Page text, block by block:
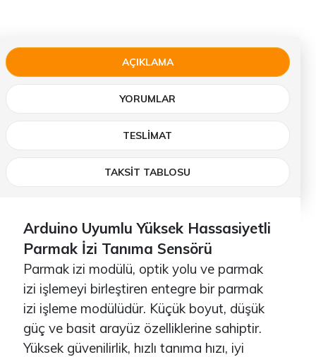
AÇIKLAMA
YORUMLAR
TESLIMAT
TAKSİT TABLOSU
Arduino Uyumlu Yüksek Hassasiyetli
Parmak İzi Tanıma Sensörü
Parmak izi modülü, optik yolu ve parmak
izi işlemeyi birleştiren entegre bir parmak
izi işleme modülüdür. Küçük boyut, düşük
güç ve basit arayüz özelliklerine sahiptir.
Yüksek güvenilirlik, hızlı tanıma hızı, iyi